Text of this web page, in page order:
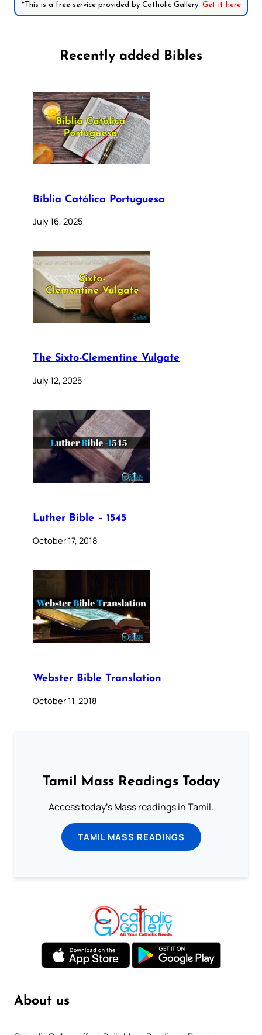
*This is a free service provided by Catholic Gallery. Get it here
Recently added Bibles
Bíblia Católica Portuguesa
July 16, 2025
The Sixto-Clementine Vulgate
July 12, 2025
Luther Bible – 1545
October 17, 2018
Webster Bible Translation
October 11, 2018
Tamil Mass Readings Today
Access today's Mass readings in Tamil.
TAMIL MASS READINGS
About us